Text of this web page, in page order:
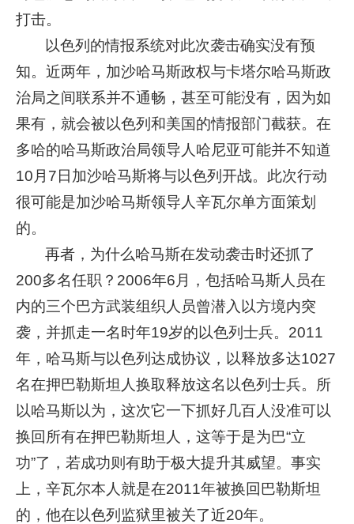
打击。
以色列的情报系统对此次袭击确实没有预
知。近两年，加沙哈马斯政权与卡塔尔哈马斯政
治局之间联系并不通畅，甚至可能没有，因为如
果有，就会被以色列和美国的情报部门截获。在
多哈的哈马斯政治局领导人哈尼亚可能并不知道
10月7日加沙哈马斯将与以色列开战。此次行动
很可能是加沙哈马斯领导人辛瓦尔单方面策划
的。
再者，为什么哈马斯在发动袭击时还抓了
200多名任职？2006年6月，包括哈马斯人员在
内的三个巴方武装组织人员曾潜入以方境内突
袭，并抓走一名时年19岁的以色列士兵。2011
年，哈马斯与以色列达成协议，以释放多达1027
名在押巴勒斯坦人换取释放这名以色列士兵。所
以哈马斯以为，这次它一下抓好几百人没准可以
换回所有在押巴勒斯坦人，这等于是为巴“立
功”了，若成功则有助于极大提升其威望。事实
上，辛瓦尔本人就是在2011年被换回巴勒斯坦
的，他在以色列监狱里被关了近20年。